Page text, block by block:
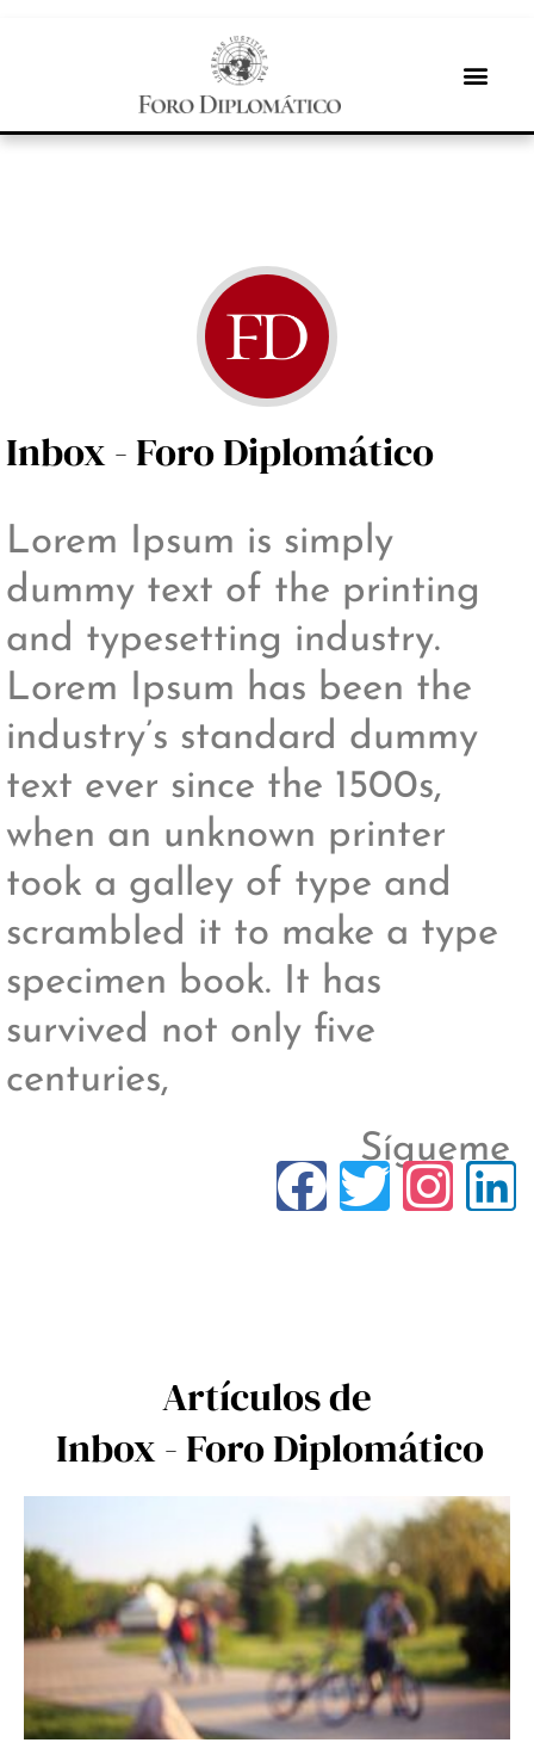
Inbox - Foro Diplomático
Lorem Ipsum is simply
dummy text of the printing
and typesetting industry.
Lorem Ipsum has been the
industry’s standard dummy
text ever since the 1500s,
when an unknown printer
took a galley of type and
scrambled it to make a type
specimen book. It has
survived not only five
centuries,
Sígueme
Artículos de
Inbox - Foro Diplomático